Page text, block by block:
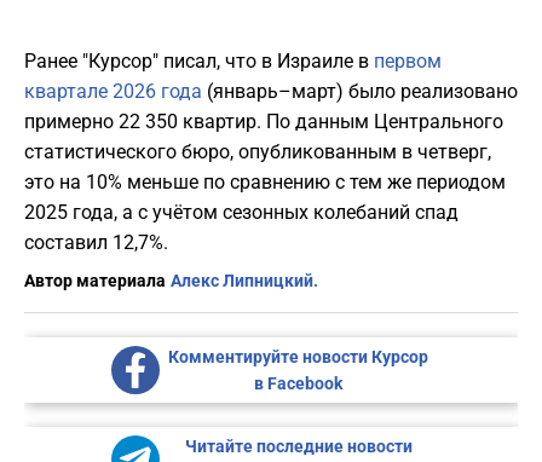
Ранее "Курсор" писал, что в Израиле в первом
квартале 2026 года (январь–март) было реализовано
примерно 22 350 квартир. По данным Центрального
статистического бюро, опубликованным в четверг,
это на 10% меньше по сравнению с тем же периодом
2025 года, а с учётом сезонных колебаний спад
составил 12,7%.
Автор материала Алекс Липницкий.
Комментируйте новости Курсор
в Facebook
Читайте последние новости